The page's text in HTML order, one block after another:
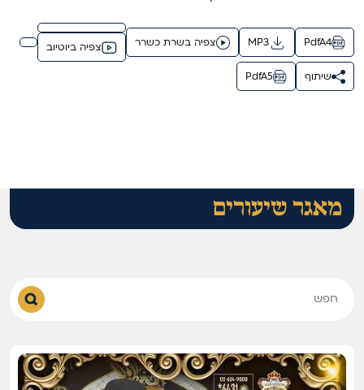
צפיה ביוטיוב צפיה בשרת כשרר MP3 PdfA4
PdfA5 שיתוף
מאגר שיעורים